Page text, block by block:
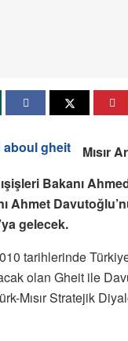
Mısır
Bakanı
Ahmet
gelecek.
tarihlerinde
olan Gheit ile
Mısır Stratejik